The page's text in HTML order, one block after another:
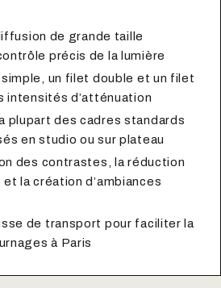
de grande taille
précis de la lumière
un filet double et un filet
intensités d’atténuation
plupart des cadres standards
en studio ou sur plateau
des contrastes, la réduction
la création d’ambiances
de transport pour faciliter la
à Paris